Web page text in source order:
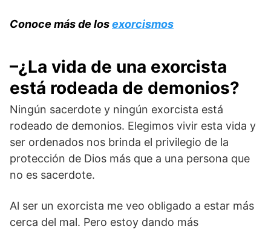
Conoce más de losexorcismos
–¿La vida de una exorcista
está rodeada de demonios?
Ningún sacerdote y ningún exorcista está
rodeado de demonios. Elegimos vivir esta vida y
ser ordenados nos brinda el privilegio de la
protección de Dios más que a una persona que
no es sacerdote.
Al ser un exorcista me veo obligado a estar más
cerca del mal. Pero estoy dando más